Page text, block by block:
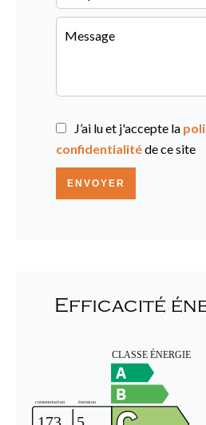
J’ai lu et j'accepte la
confidentialitéde ce site
ENVOYER
Efficacité